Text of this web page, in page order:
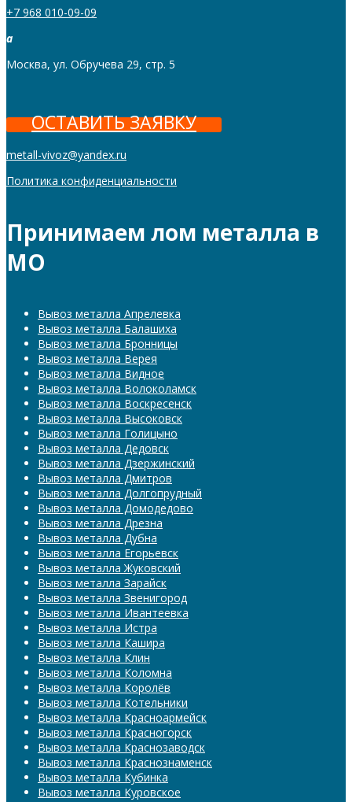
+7 968 010-09-09
a
Москва, ул. Обручева 29, стр. 5
ОСТАВИТЬ ЗАЯВКУ
metall-vivoz@yandex.ru
Политика конфиденциальности
Принимаем лом металла в
МО
Вывоз металла Апрелевка
Вывоз металла Балашиха
Вывоз металла Бронницы
Вывоз металла Верея
Вывоз металла Видное
Вывоз металла Волоколамск
Вывоз металла Воскресенск
Вывоз металла Высоковск
Вывоз металла Голицыно
Вывоз металла Дедовск
Вывоз металла Дзержинский
Вывоз металла Дмитров
Вывоз металла Долгопрудный
Вывоз металла Домодедово
Вывоз металла Дрезна
Вывоз металла Дубна
Вывоз металла Егорьевск
Вывоз металла Жуковский
Вывоз металла Зарайск
Вывоз металла Звенигород
Вывоз металла Ивантеевка
Вывоз металла Истра
Вывоз металла Кашира
Вывоз металла Клин
Вывоз металла Коломна
Вывоз металла Королёв
Вывоз металла Котельники
Вывоз металла Красноармейск
Вывоз металла Красногорск
Вывоз металла Краснозаводск
Вывоз металла Краснознаменск
Вывоз металла Кубинка
Вывоз металла Куровское